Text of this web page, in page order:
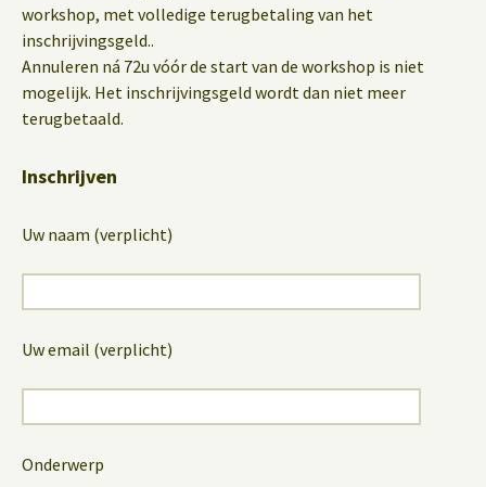
workshop, met volledige terugbetaling van het
inschrijvingsgeld..
Annuleren ná 72u vóór de start van de workshop is niet
mogelijk. Het inschrijvingsgeld wordt dan niet meer
terugbetaald.
Inschrijven
Uw naam (verplicht)
Uw email (verplicht)
Onderwerp